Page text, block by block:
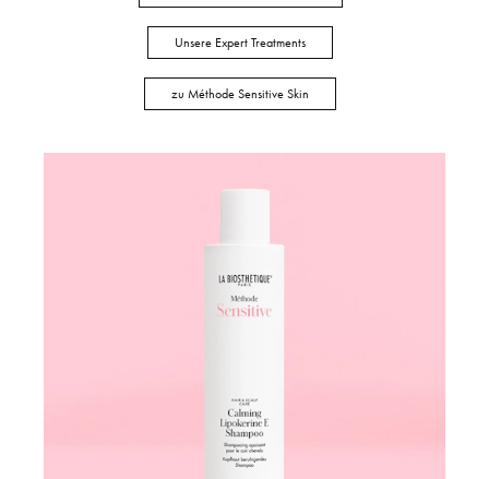
Unsere Expert Treatments
zu Méthode Sensitive Skin